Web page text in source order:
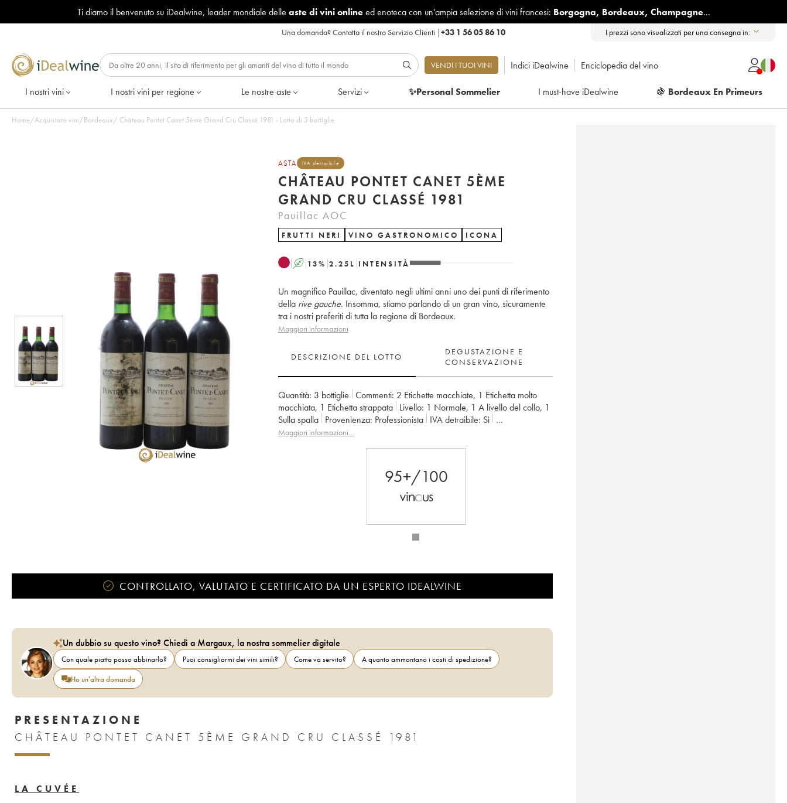
Ti diamo il benvenuto su iDealwine, leader mondiale delle aste di vini onlineed enoteca con un'ampia selezione di vini francesi: Borgogna, Bordeaux, Champagne...
Una domanda?Contatta il nostro Servizio Clienti |+33 1 56 05 86 10 I prezzi sono visualizzati per una consegna in:
VENDI I TUOI VINI Indici iDealwine Enciclopedia del vino
I nostri vini I nostri vini per regione Le nostre aste Servizi ✨Personal Sommelier I must-have iDealwine 🍇 Bordeaux En Primeurs
Home/Acquistare vini/Bordeaux/ Château Pontet Canet 5ème Grand Cru Classé 1981 - Lotto di 3 bottiglie
ASTA IVA detraibile
CHÂTEAU PONTET CANET 5ÈME
GRAND CRU CLASSÉ 1981
Pauillac AOC
FRUTTI NERI VINO GASTRONOMICO ICONA
A 13% 2.25 L INTENSITÀ
Un magnifico Pauillac, diventato negli ultimi anni uno dei punti di riferimento
della rive gauche. Insomma, stiamo parlando di un gran vino, sicuramente
tra i nostri preferiti di tutta la regione di Bordeaux.
Maggiori informazioni
DESCRIZIONE DEL LOTTO
DEGUSTAZIONE E
CONSERVAZIONE
Quantità: 3 bottiglie Commenti: 2 Etichette macchiate, 1 Etichetta molto
macchiata, 1 Etichetta strappata Livello: 1 Normale, 1 A livello del collo, 1
Sulla spalla
Provenienza: professionista IVA detraibile:
sì
Regione: Bordeaux
Maggiori informazioni…
95+/100
CONTROLLATO, VALUTATO E CERTIFICATO DA UN ESPERTO IDEALWINE
Un dubbio su questo vino? Chiedi a Margaux, la nostra sommelier digitale
Con quale piatto posso abbinarlo? Puoi consigliarmi dei vini simili? Come va servito?
A quanto ammontano i costi di spedizione?
Ho un'altra domanda
PRESENTAZIONE
CHÂTEAU PONTET CANET 5ÈME GRAND CRU CLASSÉ 1981
LA CUVÉE